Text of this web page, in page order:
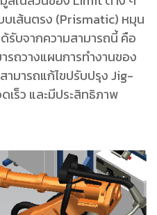
บเส้นตรง (Prismatic) หมุน
รับจากความสามารถนี้ คือ
รถวางแผนการทํางานของ
มารถแก้ไขปรับปรุง Jig-
เร็ว และมีประสิทธิภาพ